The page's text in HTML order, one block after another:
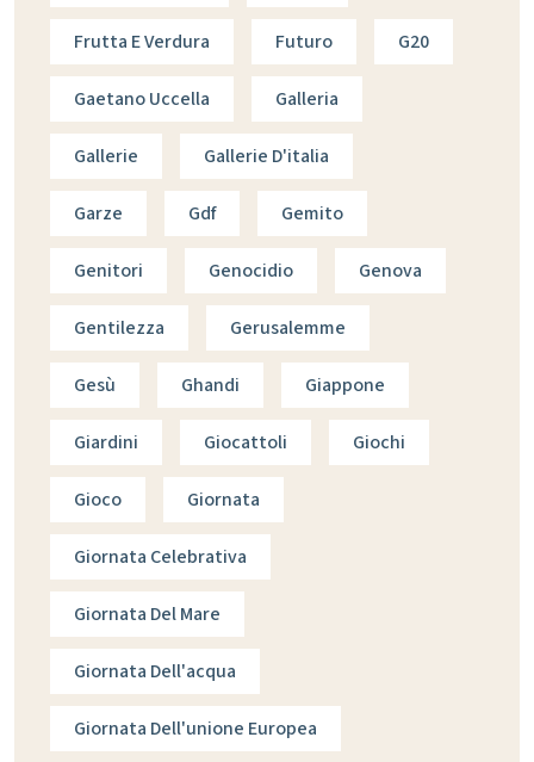
Frutta E Verdura Futuro G20
Gaetano Uccella Galleria
Gallerie Gallerie D'italia
Garze Gdf Gemito
Genitori Genocidio Genova
Gentilezza Gerusalemme
Gesù Ghandi Giappone
Giardini Giocattoli Giochi
Gioco Giornata
Giornata Celebrativa
Giornata Del Mare
Giornata Dell'acqua
Giornata Dell'unione Europea